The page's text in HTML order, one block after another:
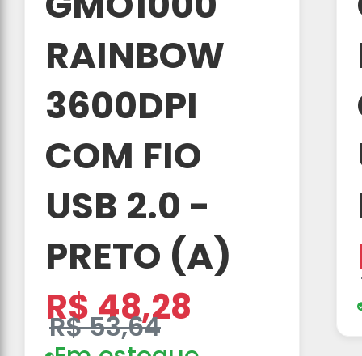
RAINBOW
3600DPI
COM FIO
USB 2.0 -
PRETO (A)
R$ 48,28
R$ 53,64